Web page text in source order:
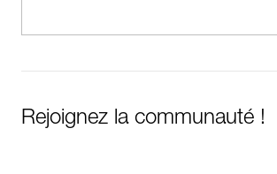
Rejoignez la communauté !